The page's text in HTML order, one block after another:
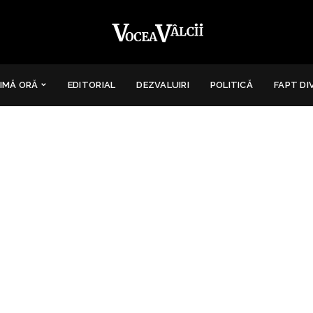
ORĂ EDITORIAL DEZVALUIRI POLITICĂ FAPT